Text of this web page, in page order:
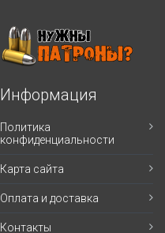
Информация
Политика
конфиденциальности
Карта сайта
Оплата и доставка
Контакты